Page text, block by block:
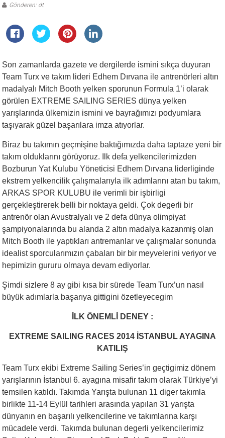
Gönderen: dt
Son zamanlarda gazete ve dergilerde ismini sıkça duyuran
Team Turx ve takım lideri Edhem Dırvana ile antrenörleri altın
madalyalı Mitch Booth yelken sporunun Formula 1’i olarak
görülen EXTREME SAILING SERIES dünya yelken
yarışlarında ülkemizin ismini ve bayrağımızı podyumlara
taşıyarak güzel başarılara imza atıyorlar.
Biraz bu takımın geçmişine baktığımızda daha taptaze yeni bir
takım olduklarını görüyoruz. Ilk defa yelkencilerimizden
Bozburun Yat Kulubu Yöneticisi Edhem Dırvana liderliginde
ekstrem yelkencilik çalışmalarıyla ilk adımlarını atan bu takım,
ARKAS SPOR KULUBU ile verimli bir işbirligi
gerçekleştirerek belli bir noktaya geldi. Çok degerli bir
antrenör olan Avustralyalı ve 2 defa dünya olimpiyat
şampiyonalarında bu alanda 2 altın madalya kazanmiş olan
Mitch Booth ile yaptıkları antremanlar ve çalışmalar sonunda
idealist sporcularımızın çabaları bir bir meyvelerini veriyor ve
hepimizin gururu olmaya devam ediyorlar.
Şimdi sizlere 8 ay gibi kısa bir sürede Team Turx’un nasıl
büyük adımlarla başarıya gittigini özetleyecegim
İLK ÖNEMLİ DENEY :
EXTREME SAILING RACES 2014 İSTANBUL AYAGINA
KATILIŞ
Team Turx ekibi Extreme Sailing Series’in geçtigimiz dönem
yarışlarının İstanbul 6. ayagına misafir takım olarak Türkiye’yi
temsilen katıldı. Takımda Yarışta bulunan 11 diger takımla
birlikte 11-14 Eylül tarihleri arasında yapılan 31 yarışta
dünyanın en başarılı yelkencilerine ve takımlarına karşı
mücadele verdi. Takımda bulunan degerli yelkencilerimiz